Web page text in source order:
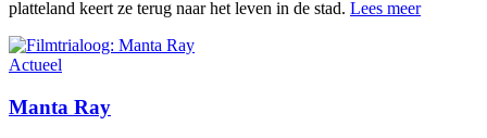
platteland keert ze terug naar het leven in de stad. Lees meer
Actueel
Manta Ray